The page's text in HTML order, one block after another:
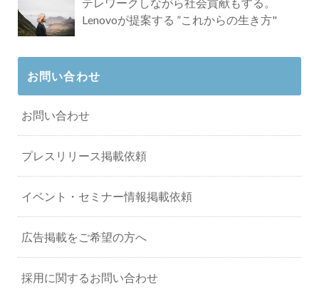
テレワークしながら社会貢献もする。
Lenovoが提案する ”これからの生き方"
お問い合わせ
お問い合わせ
プレスリリース掲載依頼
イベント・セミナー情報掲載依頼
広告掲載をご希望の方へ
採用に関するお問い合わせ